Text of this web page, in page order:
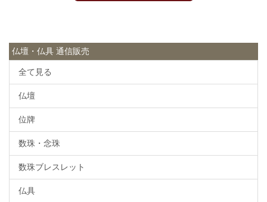
仏壇・仏具 通信販売
全て見る
仏壇
位牌
数珠・念珠
数珠ブレスレット
仏具